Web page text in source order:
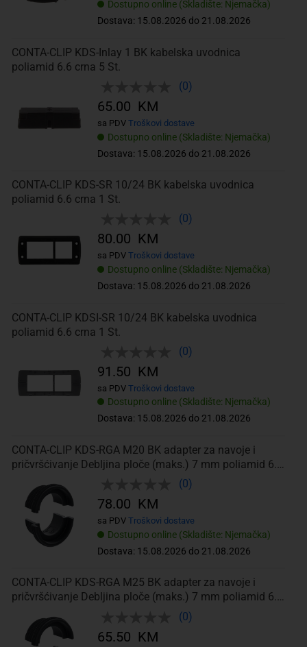
Dostupno online (Skladište: Njemačka)
Dostava: 15.08.2026 do 21.08.2026
CONTA-CLIP KDS-Inlay 1 BK kabelska uvodnica
poliamid 6.6 crna 5 St.
(0)
Dostupno online (Skladište: Njemačka)
Dostava: 15.08.2026 do 21.08.2026
65.00 KM
sa PDV Troškovi dostave
CONTA-CLIP KDS-SR 10/24 BK kabelska uvodnica
poliamid 6.6 crna 1 St.
(0)
Dostupno online (Skladište: Njemačka)
Dostava: 15.08.2026 do 21.08.2026
80.00 KM
sa PDV Troškovi dostave
CONTA-CLIP KDSI-SR 10/24 BK kabelska uvodnica
poliamid 6.6 crna 1 St.
(0)
Dostupno online (Skladište: Njemačka)
Dostava: 15.08.2026 do 21.08.2026
91.50 KM
sa PDV Troškovi dostave
CONTA-CLIP KDS-RGA M20 BK adapter za navoje i
pričvršćivanje Debljina ploče (maks.) 7 mm poliamid 6.6
(0)
Dostupno online (Skladište: Njemačka)
Dostava: 15.08.2026 do 21.08.2026
78.00 KM
sa PDV Troškovi dostave
CONTA-CLIP KDS-RGA M25 BK adapter za navoje i
pričvršćivanje Debljina ploče (maks.) 7 mm poliamid 6.6
(0)
65.50 KM